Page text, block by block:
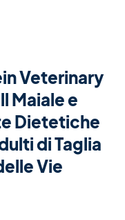
Veterinary
Maiale e
Dietetiche
di Taglia
Vie